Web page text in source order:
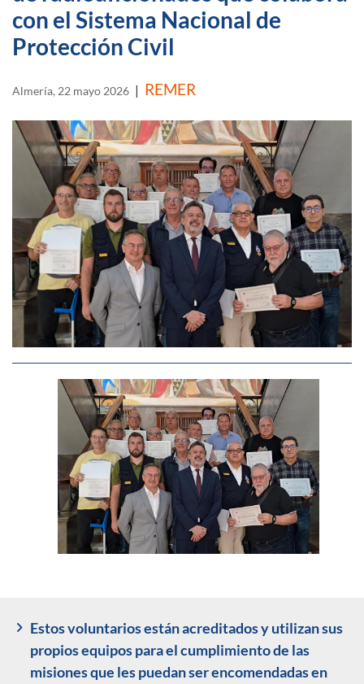
con el Sistema Nacional de
Protección Civil
Almería, 22 mayo 2026 | REMER
Estos voluntarios están acreditados y utilizan sus
propios equipos para el cumplimiento de las
misiones que les puedan ser encomendadas en